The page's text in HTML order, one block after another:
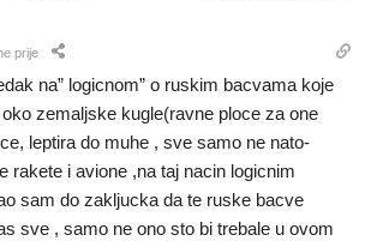
prije
na” logicnom” o ruskim bacvama koje
zemaljske kugle(ravne ploce za one
leptira do muhe , sve samo ne nato-
rakete i avione ,na taj nacin logicnim
sam do zakljucka da te ruske bacve
sve , samo ne ono sto bi trebale u ovom